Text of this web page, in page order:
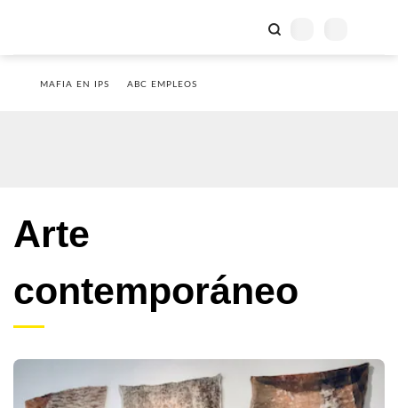
MAFIA EN IPS ABC EMPLEOS
Arte
contemporáneo